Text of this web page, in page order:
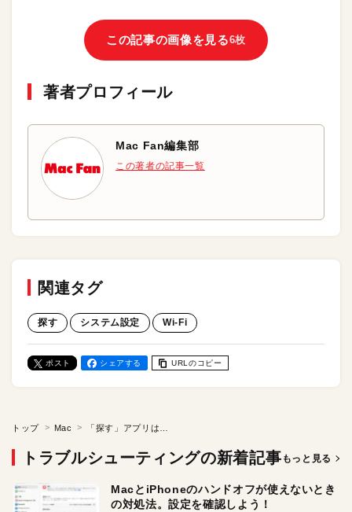
この記事の画像を見る6枚
著者プロフィール
Mac Fan編集部
この著者の記事一覧
関連タグ
探す システム設定 Wi-Fi
ポスト シェアする URLのコピー
トップ Mac 「探す」アプリはMacじゃなくてiPhoneで使おう！ 位置情報をより正確にキャッチできるぞ
トラブルシューティングの新着記事 もっと見る
MacとiPhoneのハンドオフが使えないとき
の対処法。設定を確認しよう！